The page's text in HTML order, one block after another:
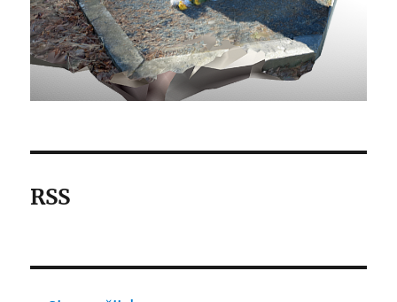
RSS